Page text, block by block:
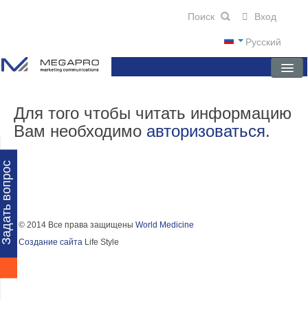
вопрос
Русский
Вход
ГЛАВНАЯ
О КОМПАНИИ
ПАРТНЕРЫ
Для того чтобы читать информацию
Вам необходимо авторизоваться.
© 2014 Все права защищеныWorld Medicine
Создание сайта Life Style